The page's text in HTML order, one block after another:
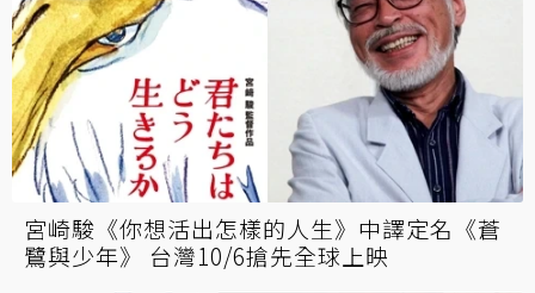
宮崎駿《你想活出怎樣的人生》中譯定名《蒼
鷺與少年》 台灣10/6搶先全球上映